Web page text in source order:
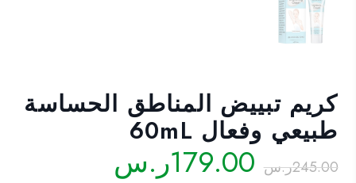
كريم تبييض المناطق الحساسة
طبيعي وفعال 60mL
245.00ر.س السعر
179.00ر.س